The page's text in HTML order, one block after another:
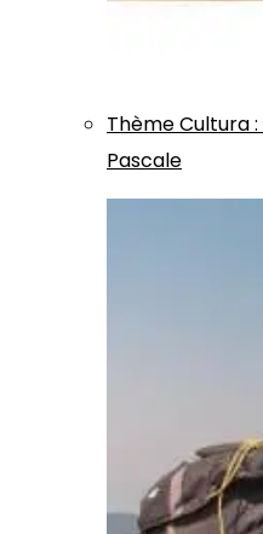
ThèmeCultura:
Pascale